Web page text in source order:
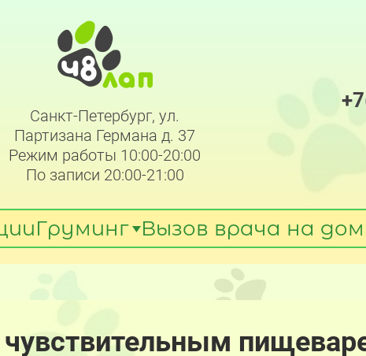
Санкт-Петербург, ул.
Партизана Германа д. 37
Режим работы 10:00-20:00
По записи 20:00-21:00
Груминг Вызов врача на дом